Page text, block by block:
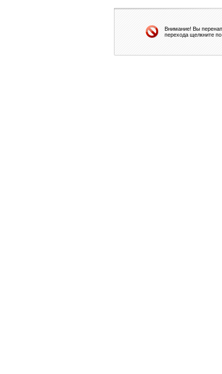
Внимание! Вы
перехода щелкните